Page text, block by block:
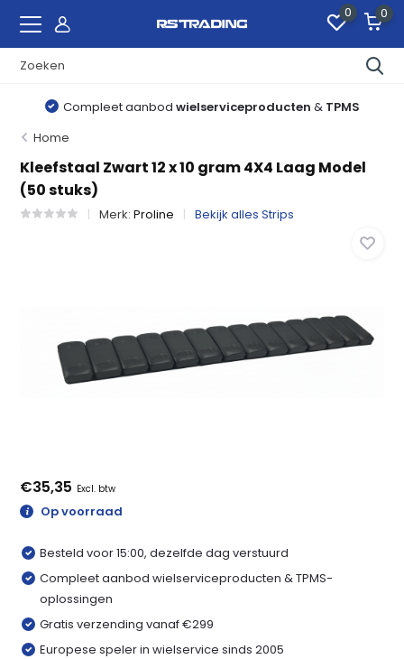
0 0
Compleet aanbod wielserviceproducten & TPMS
Home
Kleefstaal Zwart 12 x 10 gram 4X4 Laag Model
(50 stuks)
Merk:Proline Bekijk alles Strips
€35,35 Excl. btw
Op voorraad
Besteld voor 15:00, dezelfde dag verstuurd
Compleet aanbod wielserviceproducten & TPMS-
oplossingen
Gratis verzending vanaf €299
Europese speler in wielservice sinds 2005